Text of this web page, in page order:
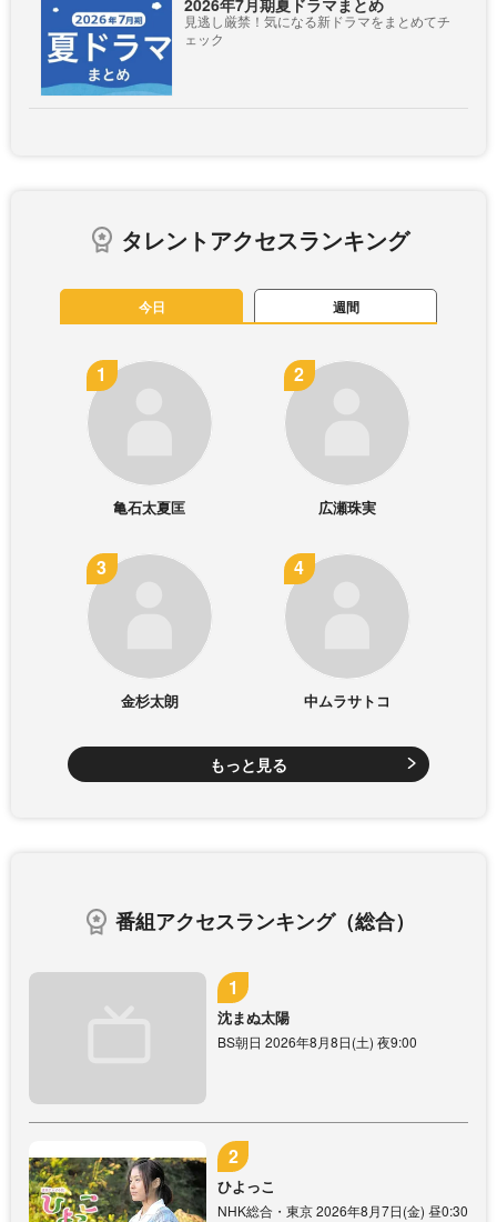
見逃し厳禁！気になる新ドラマをまとめてチ
ェック
タレントアクセスランキング
今日 週間
亀石太夏匡 広瀬珠実
金杉太朗 中ムラサトコ
もっと見る
番組アクセスランキング（総合）
沈まぬ太陽
BS朝日 2026年8月8日(土) 夜9:00
ひよっこ
NHK総合・東京 2026年8月7日(金) 昼0:30